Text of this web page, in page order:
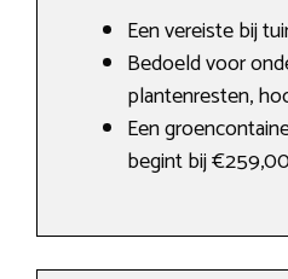
Een vereiste bij
Bedoeld voor
plantenresten,
Een
begint bij